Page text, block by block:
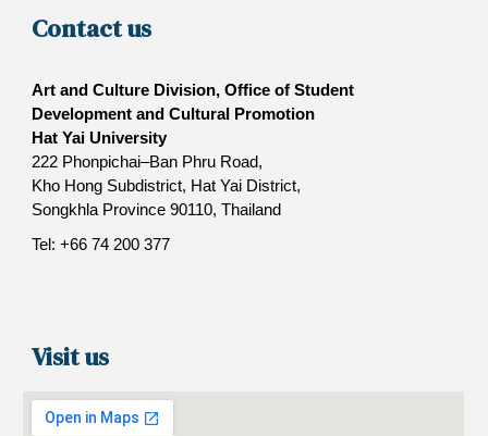
Contact us
Art and Culture Division, Office of Student
Development and Cultural Promotion
Hat Yai University
222 Phonpichai–Ban Phru Road,
Kho Hong Subdistrict, Hat Yai District,
Songkhla Province 90110, Thailand
Tel: +66 74 200 377
Visit us